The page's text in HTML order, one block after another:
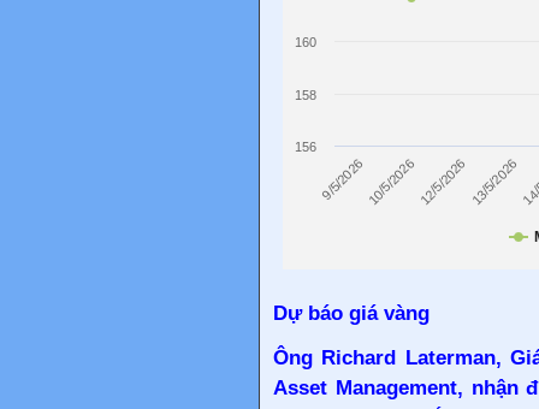
Dự báo giá vàng
Ông Richard Laterman,
Asset Management, nhận